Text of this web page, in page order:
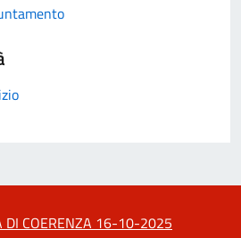
DI COERENZA 16-10-2025